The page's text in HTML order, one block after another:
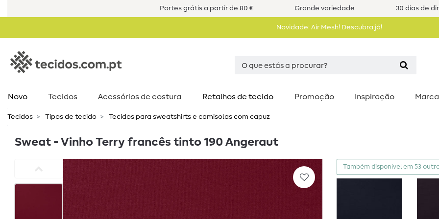
Portes grátis a partir de 80 € Grande variedade 30 dias de
Novidade: Air Mesh! Descubra já!
Novo Tecidos Acessórios de costura​ Retalhos de tecido Promoção Inspiração
Tecidos Tipos de tecido Tecidos para sweatshirts e camisolas com capuz
Sweat - Vinho Terry francês tinto 190 Angeraut
Também disponível em 53